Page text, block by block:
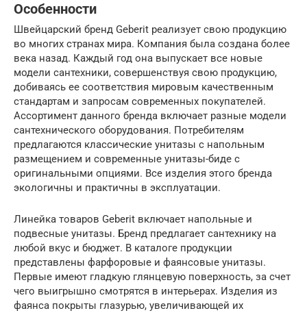
Особенности
Швейцарский бренд Geberit реализует свою продукцию
во многих странах мира. Компания была создана более
века назад. Каждый год она выпускает все новые
модели сантехники, совершенствуя свою продукцию,
добиваясь ее соответствия мировым качественным
стандартам и запросам современных покупателей.
Ассортимент данного бренда включает разные модели
сантехнического оборудования. Потребителям
предлагаются классические унитазы с напольным
размещением и современные унитазы-биде с
оригинальными опциями. Все изделия этого бренда
экологичны и практичны в эксплуатации.
Линейка товаров Geberit включает напольные и
подвесные унитазы. Бренд предлагает сантехнику на
любой вкус и бюджет. В каталоге продукции
представлены фарфоровые и фаянсовые унитазы.
Первые имеют гладкую глянцевую поверхность, за счет
чего выигрышно смотрятся в интерьерах. Изделия из
фаянса покрыты глазурью, увеличивающей их